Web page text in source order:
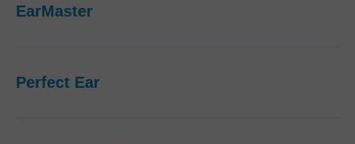
EarMaster
Perfect Ear